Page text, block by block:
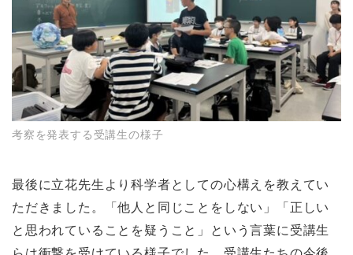
考察を発表する受講生の様子
最後に立花先生より科学者としての心構えを教えてい
ただきました。「他人と同じことをしない」「正しい
と思われていることを疑うこと」という言葉に受講生